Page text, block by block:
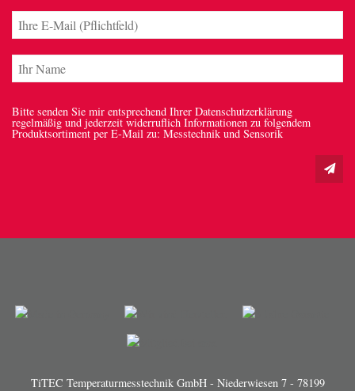
Bitte senden Sie mir entsprechend Ihrer Datenschutzerklärung
regelmäßig und jederzeit widerruflich Informationen zu folgendem
Produktsortiment per E-Mail zu: Messtechnik und Sensorik
TiTEC Temperaturmesstechnik GmbH - Niederwiesen 7 - 78199